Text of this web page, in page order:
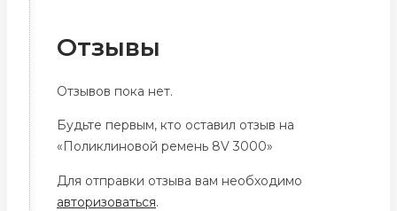
Отзывы
Отзывов пока нет.
Будьте первым, кто оставил отзыв на
«Поликлиновой ремень 8V 3000»
Для отправки отзыва вам необходимо
авторизоваться.